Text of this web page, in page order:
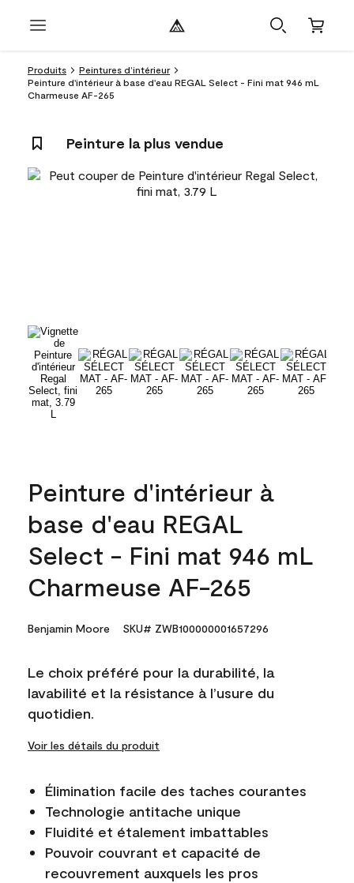
Produits
Peintures d’intérieur
Peinture d'intérieur à base d'eau REGAL Select - Fini mat 946 mL
Charmeuse AF-265
Peinture la plus vendue
Peinture d'intérieur à
base d'eau REGAL
Select - Fini mat 946 mL
Charmeuse AF-265
Benjamin Moore SKU# ZWB100000001657296
Le choix préféré pour la durabilité, la
lavabilité et la résistance à l’usure du
quotidien.
Voir les détails du produit
Élimination facile des taches courantes
Technologie antitache unique
Fluidité et étalement imbattables
Pouvoir couvrant et capacité de
recouvrement auxquels les pros